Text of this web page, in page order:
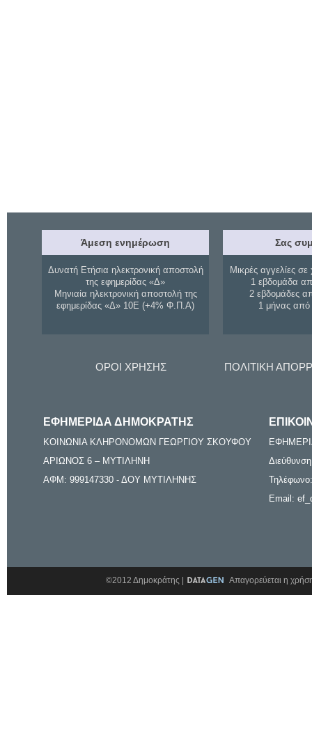
Άμεση ενημέρωση
Δυνατή Ετήσια ηλεκτρονική αποστολή
της εφημερίδας «Δ»
Μηνιαία ηλεκτρονική αποστολή της
εφημερίδας «Δ» 10Ε (+4% Φ.Π.Α)
Σας
Μικρές αγγελίες σε
1 εβδομάδα
2 εβδομάδες
1 μήνας
ΟΡΟΙ ΧΡΗΣΗΣ ΠΟΛΙΤΙΚΗ
ΕΦΗΜΕΡΙΔΑ ΔΗΜΟΚΡΑΤΗΣ
ΚΟΙΝΩΝΙΑ ΚΛΗΡΟΝΟΜΩΝ ΓΕΩΡΓΙΟΥ ΣΚΟΥΦΟΥ
ΑΡΙΩΝΟΣ 6 – ΜΥΤΙΛΗΝΗ
ΑΦΜ: 999147330 - ΔΟΥ ΜΥΤΙΛΗΝΗΣ
Email:
©2012 Δημοκράτης | Απαγορεύεται η